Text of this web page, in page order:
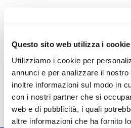
Questo sito web utilizza i cookie
Utilizziamo i cookie per
annunci e per analizzare il
inoltre informazioni sul modo in
con i nostri partner che si
web e di pubblicità, i quali
altre informazioni che ha fornito
Hai bisogno di
informazioni?
Trova l'Agenzia più